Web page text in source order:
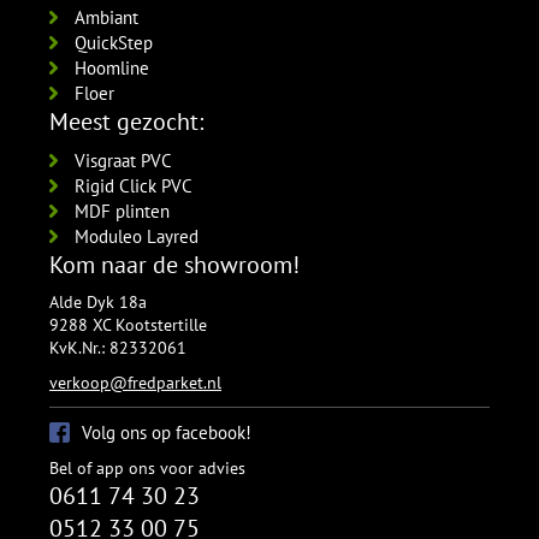
Ambiant
QuickStep
Hoomline
Floer
Meest gezocht:
Visgraat PVC
Rigid Click PVC
MDF plinten
Moduleo Layred
Kom naar de showroom!
Alde Dyk 18a
9288 XC Kootstertille
KvK.Nr.: 82332061
verkoop@fredparket.nl
Volg ons op facebook!
Bel of app ons voor advies
0611 74 30 23
0512 33 00 75